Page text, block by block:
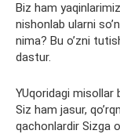
Biz ham
nishonlab ularni
nima? Bu o’zni
dastur.
YUqoridagi misollar
Siz ham jasur,
qachonlardir Sizga